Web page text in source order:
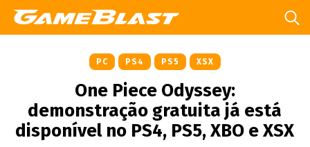
PC PS4 PS5 XSX
One Piece Odyssey:
demonstração gratuita já está
disponível no PS4, PS5, XBO e XSX